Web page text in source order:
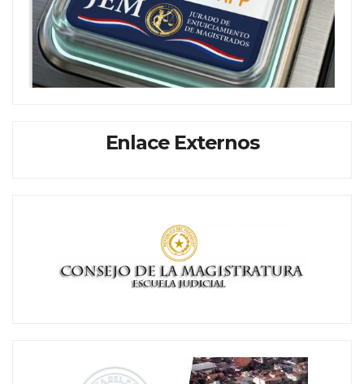
Enlace Externos